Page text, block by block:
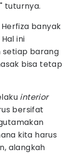
tuturnya.
banyak
ini
setiap barang
bisa tetap
interior
bersifat
kita harus
alangkah